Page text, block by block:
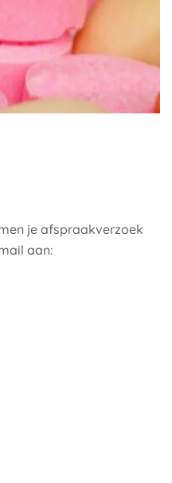
je afspraakverzoek
aan: